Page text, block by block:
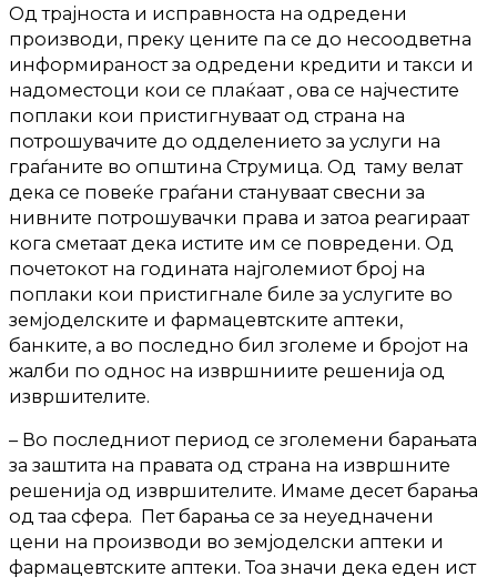
Од трајноста и исправноста на одредени
производи, преку цените па се до несоодветна
информираност за одредени кредити и такси и
надоместоци кои се плаќаат , ова се најчестите
поплаки кои пристигнуваат од страна на
потрошувачите до одделението за услуги на
граѓаните во општина Струмица. Од таму велат
дека се повеќе граѓани стануваат свесни за
нивните потрошувачки права и затоа реагираат
кога сметаат дека истите им се повредени. Од
почетокот на годината најголемиот број на
поплаки кои пристигнале биле за услугите во
земјоделските и фармацевтските аптеки,
банките, а во последно бил зголеме и бројот на
жалби по однос на извршниите решенија од
извршителите.
– Во последниот период се зголемени барањата
за заштита на правата од страна на извршните
решенија од извршителите. Имаме десет барања
од таа сфера. Пет барања се за неуедначени
цени на производи во земјоделски аптеки и
фармацевтските аптеки. Тоа значи дека еден ист